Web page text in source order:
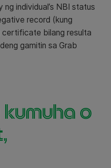
individual’s NBI status
record (kung
certificate bilang resulta
gamitin sa Grab
o